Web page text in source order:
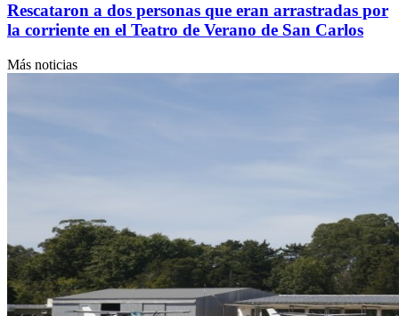
Rescataron a dos personas que eran arrastradas por
la corriente en el Teatro de Verano de San Carlos
Más noticias